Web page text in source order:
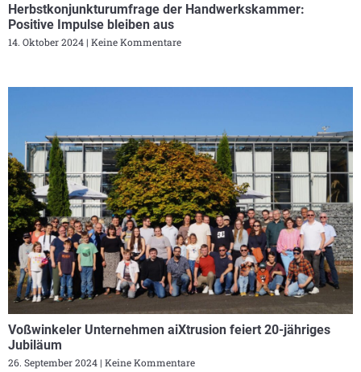
Herbstkonjunkturumfrage der Handwerkskammer:
Positive Impulse bleiben aus
14. Oktober 2024 Keine Kommentare
Voßwinkeler Unternehmen aiXtrusion feiert 20-jähriges
Jubiläum
26. September 2024 Keine Kommentare